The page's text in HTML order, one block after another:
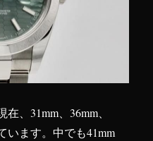
、31mm、36mm、
います。中でも41mm